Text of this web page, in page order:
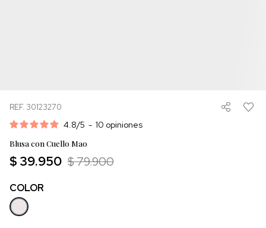
REF. 30123270
4.8/5 - 10 opiniones
Blusa con Cuello Mao
$ 39.950 $ 79.900
COLOR